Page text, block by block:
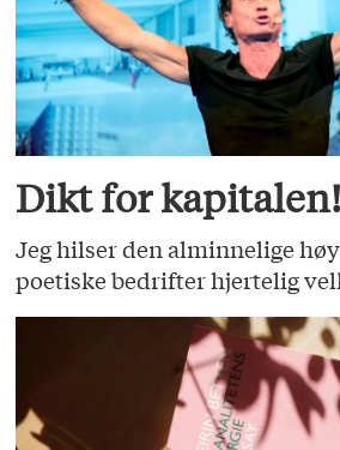
Dikt for kapitalen!
Jeg hilser den alminnelige
poetiske bedrifter hjertelig